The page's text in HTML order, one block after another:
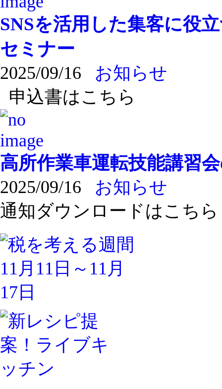
SNSを活用した集客に役
セミナー
2025/09/16
お知らせ
申込書はこちら
高所作業車運転技能講習
2025/09/16
お知らせ
通知ダウンロードはこち